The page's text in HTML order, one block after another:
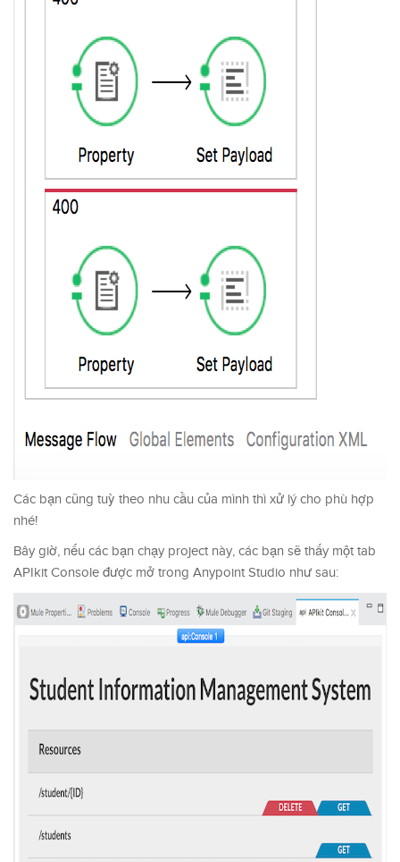
Các bạn cũng tuỳ theo nhu cầu của mình thì xử lý cho phù hợp
nhé!
Bây giờ, nếu các bạn chạy project này, các bạn sẽ thấy một tab
APIkit Console được mở trong Anypoint Studio như sau: